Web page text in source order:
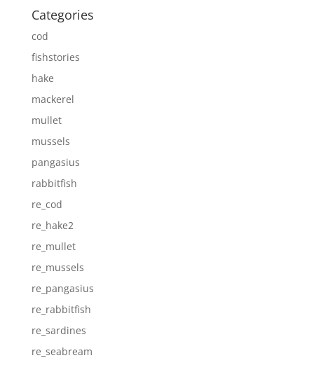
Categories
cod
fishstories
hake
mackerel
mullet
mussels
pangasius
rabbitfish
re_cod
re_hake2
re_mullet
re_mussels
re_pangasius
re_rabbitfish
re_sardines
re_seabream